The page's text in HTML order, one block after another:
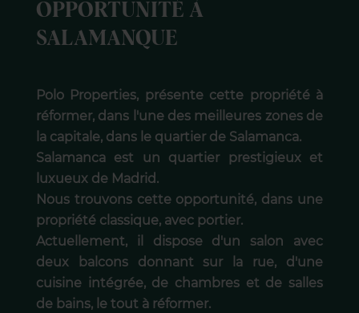
OPPORTUNITÉ À
SALAMANQUE
Polo Properties, présente cette propriété à
réformer, dans l'une des meilleures zones de
la capitale, dans le quartier de Salamanca.
Salamanca est un quartier prestigieux et
luxueux de Madrid.
Nous trouvons cette opportunité, dans une
propriété classique, avec portier.
Actuellement, il dispose d'un salon avec
deux balcons donnant sur la rue, d'une
cuisine intégrée, de chambres et de salles
de bains, le tout à réformer.